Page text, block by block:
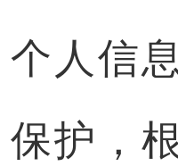
个人信
保护，